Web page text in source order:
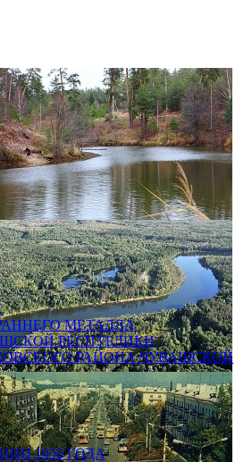
МЕТАЛЛА
РЕСПУБЛИКИ
РАЙОНА ЧУВАШСКОЙ
1956 ГОДА